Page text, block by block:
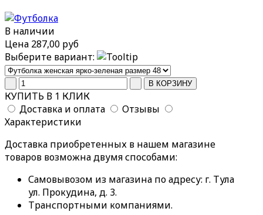
В наличии
Цена 287,00 руб
Выберите вариант:
КУПИТЬ В 1 КЛИК
Доставка и оплата
Отзывы
Характеристики
Доставка приобретенных в нашем магазине
товаров возможна двумя способами:
Самовывозом из магазина по адресу: г. Тула
ул. Прокудина, д. 3.
Транспортными компаниями.